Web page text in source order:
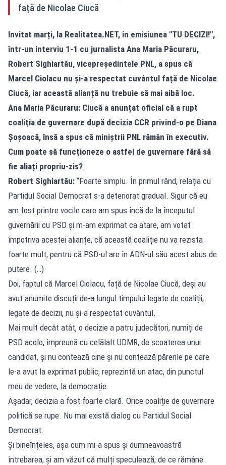
față de Nicolae Ciucă
Invitat marți, la Realitatea.NET, în emisiunea "TU DECIZI!",
într-un interviu 1-1 cu jurnalista Ana Maria Păcuraru,
Robert Sighiartău, vicepreședintele PNL, a spus că
Marcel Ciolacu nu și-a respectat cuvântul față de Nicolae
Ciucă, iar această alianță nu trebuie să mai aibă loc.
Ana Maria Păcuraru: Ciucă a anunțat oficial că a rupt
coaliția de guvernare după decizia CCR privind-o pe Diana
Șoșoacă, însă a spus că miniștrii PNL rămân în executiv.
Cum poate să funcționeze o astfel de guvernare fără să
fie aliați propriu-zis?
Robert Sighiartău: “Foarte simplu. În primul rând, relația cu
Partidul Social Democrat s-a deteriorat gradual. Sigur că eu
am fost printre vocile care am spus încă de la începutul
guvernării cu PSD și m-am exprimat ca atare, am votat
împotriva acestei alianțe, că această coaliție nu va rezista
foarte mult, pentru că PSD-ul are în ADN-ul său acest abus de
putere. (…)
Doi, faptul că Marcel Ciolacu, față de Nicolae Ciucă, deși au
avut anumite discuții de-a lungul timpului legate de coaliții,
legate de decizii, nu și-a respectat cuvântul.
Mai mult decât atât, o decizie a patru judecători, numiți de
PSD acolo, împreună cu celălalt UDMR, de scoaterea unui
candidat, și nu contează cine și nu contează părerile pe care
le-a avut la exprimat public, reprezintă un atac, din punctul
meu de vedere, la democrație.
Așadar, decizia a fost foarte clară. Orice coaliție de guvernare
politică se rupe. Nu mai există dialog cu Partidul Social
Democrat.
Și bineînțeles, așa cum mi-a spus și dumneavoastră
întrebarea, și am văzut că mulți speculează, de ce rămâne